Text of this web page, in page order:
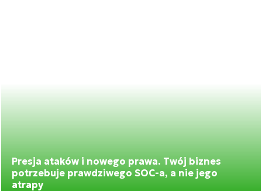
Presja ataków i nowego prawa. Twój biznes
potrzebuje prawdziwego SOC-a, a nie jego
atrapy